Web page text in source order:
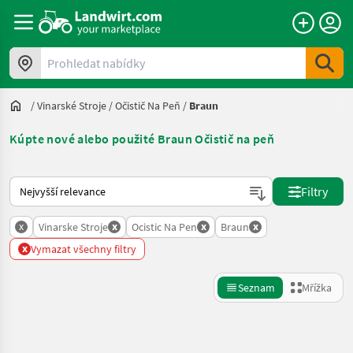
Prohledat nabídky
/Vinarské Stroje /Očistič Na Peň / Braun
Kúpte nové alebo použité Braun Očistič na peň
Takto se řadí nabídky na Landwirt.com
Filtry
x Vinarske Stroje x Ocistic Na Pen x Braun x
x Vymazat všechny filtry
Seznam Mřížka